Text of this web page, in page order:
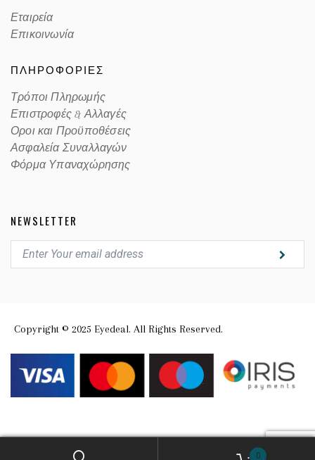
Εταιρεία
Επικοινωνία
ΠΛΗΡΟΦΟΡΙΕΣ
Τρόποι Πληρωμής
Επιστροφές & Αλλαγές
Οροι και Προϋποθέσεις
Ασφαλεία Συναλλαγών
Φόρμα Υπαναχώρησης
NEWSLETTER
Copyright © 2025 Eyedeal. All Rights Reserved.
0